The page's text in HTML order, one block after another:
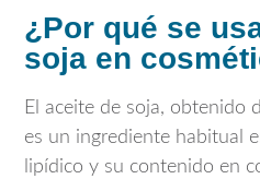
¿Por qué se
soja en
El aceite de soja, obtenido
es un ingrediente habitual
lipídico y su contenido en